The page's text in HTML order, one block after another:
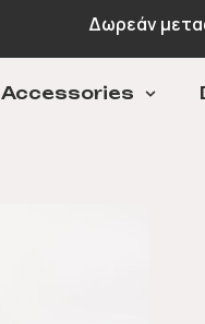
Δωρεάν
Accessories